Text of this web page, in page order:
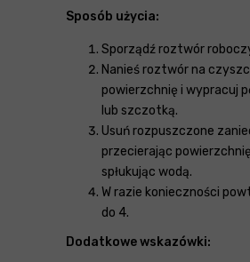
Sposób użycia:
Sporządź roztwór
Nanieś roztwór na
powierzchnię i wypracuj
lub szczotką.
Usuń rozpuszczone
przecierając
spłukując wodą.
W razie konieczności
do 4.
Dodatkowe wskazówki: